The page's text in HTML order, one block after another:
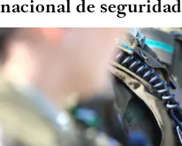
nacional de seguridad